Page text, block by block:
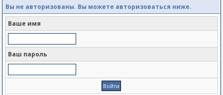
Вы не авторизованы. Вы можете авторизоваться ниже.
Ваше имя
Ваш пароль